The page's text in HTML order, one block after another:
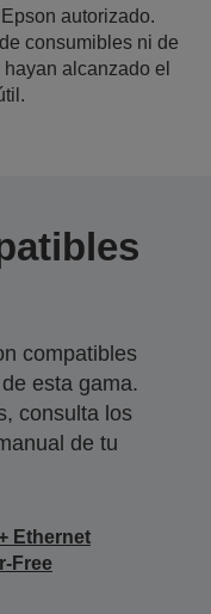
autorizado.
consumibles ni de
alcanzado el
compatibles
esta gama.
consulta los
de tu
Ethernet
Free